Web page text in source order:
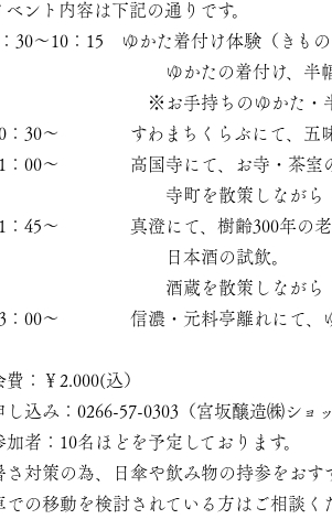
ベント内容は下記の通りです。
30～10：15 ゆかた着付け体験（きもの
かたの着付け、半幅帯の結び方
お手持ちのゆかた・半幅帯・
：30～ すわまちくらぶにて、五味一
：00～ 高国寺にて、お寺・茶室の
町を散策しながら「真澄
：45～ 真澄にて、樹齢300年の老松
本酒の試飲。
蔵を散策しながら「信濃・
：00～ 信濃・元料亭離れにて、ゆっ
費：￥2.000(込）
し込み：0266-57-0303（宮坂醸造㈱ショ
加者：10名ほどを予定しております。
さ対策の為、日傘や飲み物の持参をおす
での移動を検討されている方はご相談く